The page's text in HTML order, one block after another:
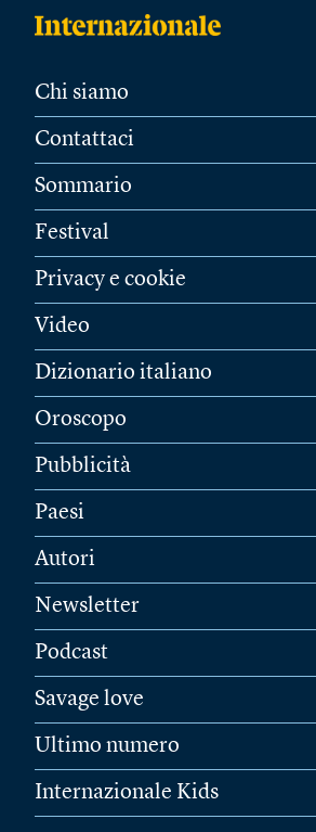
Chi siamo
Contattaci
Sommario
Festival
Privacy e cookie
Video
Dizionario italiano
Oroscopo
Pubblicità
Paesi
Autori
Newsletter
Podcast
Savage love
Ultimo numero
Internazionale Kids